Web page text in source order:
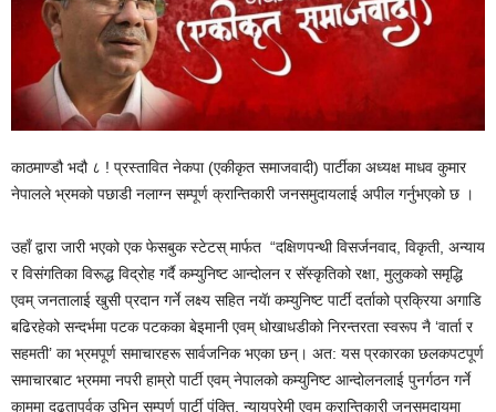
काठमाण्डौ भदौ ८ ! प्रस्तावित नेकपा (एकीकृत समाजवादी) पार्टीका अध्यक्ष माधव कुमार
नेपालले भ्रमको पछाडी नलाग्न सम्पूर्ण क्रान्तिकारी जनसमुदायलाई अपील गर्नुभएको छ ।
उहाँ द्वारा जारी भएको एक फेसबुक स्टेटस् मार्फत “दक्षिणपन्थी विसर्जनवाद, विकृती, अन्याय
र विसंगतिका विरूद्ध विद्रोह गर्दै कम्युनिष्ट आन्दोलन र सॅस्कृतिको रक्षा, मुलुकको समृद्धि
एवम् जनतालाई खुसी प्रदान गर्ने लक्ष्य सहित नयॅा कम्युनिष्ट पार्टी दर्ताको प्रक्रिया अगाडि
बढिरहेको सन्दर्भमा पटक पटकका बेइमानी एवम् धोखाधडीको निरन्तरता स्वरूप नै ‘वार्ता र
सहमती’ का भ्रमपूर्ण समाचारहरू सार्वजनिक भएका छन्। अत: यस प्रकारका छलकपटपूर्ण
समाचारबाट भ्रममा नपरी हाम्रो पार्टी एवम् नेपालको कम्युनिष्ट आन्दोलनलाई पुनर्गठन गर्ने
काममा दृढतापूर्वक उभिन सम्पूर्ण पार्टी पंक्ति, न्यायप्रेमी एवम् क्रान्तिकारी जनसमुदायमा